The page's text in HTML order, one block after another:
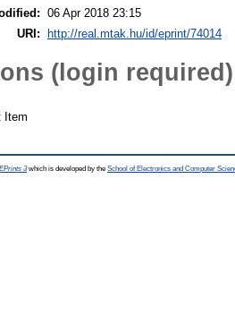
06 Apr 2018 23:15
URI:
http://real.mtak.hu/id/eprint/74014
(login required)
Item
EPrints 3which is developed by the School of Electronics and Computer